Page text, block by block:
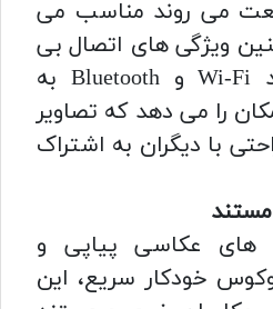
می روند مناسب می
ویژگی های اتصال بی
سیم مانند Wi-Fi و Bluetooth به
را می دهد که تصاویر
با دیگران به اشتراک
های عکاسی پیاپی و
خودکار سریع، این